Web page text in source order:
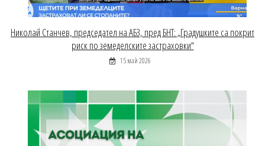
Николай Станчев, председател на АБЗ, пред БНТ: „Градушките са покрит
риск по земеделските застраховки“
15 май 2026